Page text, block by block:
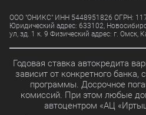
ООО "ОНИКС" ИНН 5448951826 ОГРН:
Юридический адрес: 633102,
ул, зд. 1 к. 9 Физический адрес: г. Омск,
Годовая ставка автокредита
зависит от конкретного
программы. Досрочное
комиссий. При этом любые
автоцентром «АЦ